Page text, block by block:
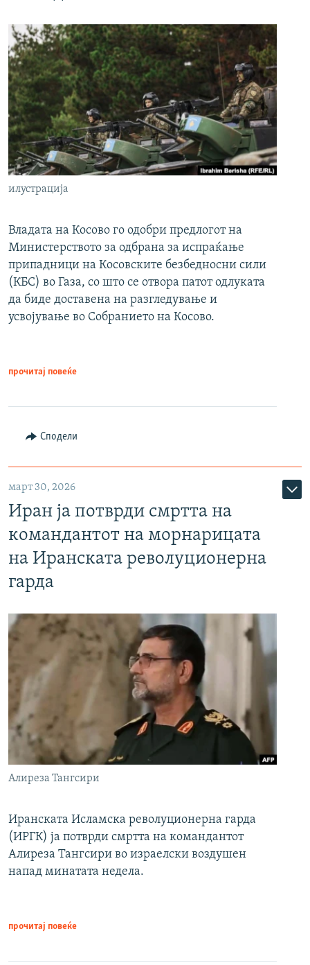
илустрација
Владата на Косово го одобри предлогот на
Министерството за одбрана за испраќање
припадници на Косовските безбедносни сили
(КБС) во Газа, со што се отвора патот одлуката
да биде доставена на разгледување и
усвојување во Собранието на Косово.
прочитај повеќе
Сподели
март 30, 2026
Иран ја потврди смртта на
командантот на морнарицата
на Иранската револуционерна
гарда
Алиреза Тангсири
Иранската Исламска револуционерна гарда
(ИРГК) ја потврди смртта на командантот
Алиреза Тангсири во израелски воздушен
напад минатата недела.
прочитај повеќе